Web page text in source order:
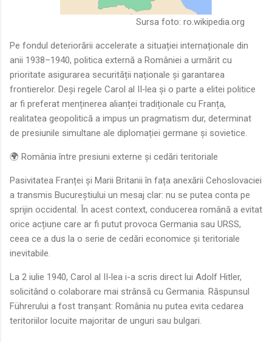
Sursa foto: ro.wikipedia.org
Pe fondul deteriorării accelerate a situației internaționale din
anii 1938–1940, politica externă a României a urmărit cu
prioritate asigurarea securității naționale și garantarea
frontierelor. Deși regele Carol al II‑lea și o parte a elitei politice
ar fi preferat menținerea alianței tradiționale cu Franța,
realitatea geopolitică a impus un pragmatism dur, determinat
de presiunile simultane ale diplomației germane și sovietice.
🌍 România între presiuni externe și cedări teritoriale
Pasivitatea Franței și Marii Britanii în fața anexării Cehoslovaciei
a transmis Bucureștiului un mesaj clar: nu se putea conta pe
sprijin occidental. În acest context, conducerea română a evitat
orice acțiune care ar fi putut provoca Germania sau URSS,
ceea ce a dus la o serie de cedări economice și teritoriale
inevitabile.
La 2 iulie 1940, Carol al II‑lea i-a scris direct lui Adolf Hitler,
solicitând o colaborare mai strânsă cu Germania. Răspunsul
Führerului a fost tranșant: România nu putea evita cedarea
teritoriilor locuite majoritar de unguri sau bulgari.